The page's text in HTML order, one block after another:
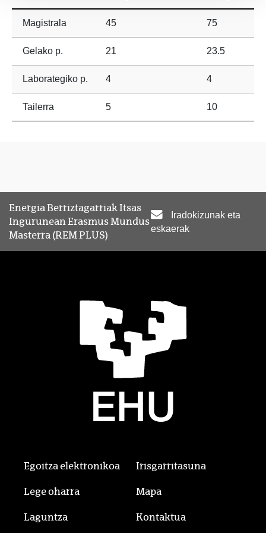
Magistrala 45 75
Gelako p. 21 23.5
Laborategiko p. 4 4
Tailerra 5 10
Energia Berriztagarriak Itsas
Ingurunean Erasmus Mundus
Masterra (REM PLUS)
Iradokizunak eta
eskaerak
Egoitza elektronikoa Irisgarritasuna
Lege oharra Mapa
Laguntza Kontaktua